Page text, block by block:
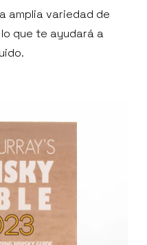
amplia variedad de
que te ayudará a